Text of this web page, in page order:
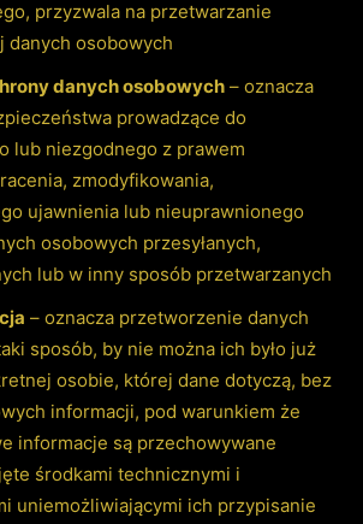
przyzwala na przetwarzanie
danych osobowych
danych osobowych – oznacza
prowadzące do
lub niezgodnego z prawem
zmodyfikowania,
ujawnienia lub nieuprawnionego
osobowych przesyłanych,
lub w inny sposób przetwarzanych
– oznacza przetworzenie danych
sposób, by nie można ich było już
osobie, której dane dotyczą, bez
informacji, pod warunkiem że
informacje są przechowywane
środkami technicznymi i
uniemożliwiającymi ich przypisanie